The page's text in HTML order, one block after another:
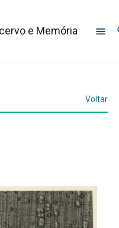
e Memória
Voltar